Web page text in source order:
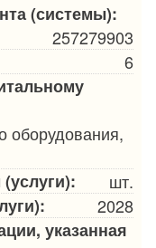
(системы):
257279903
6
оборудования,
шт.
2028
указанная